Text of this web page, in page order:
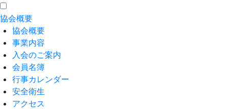
協会概要
協会概要
事業内容
入会のご案内
会員名簿
行事カレンダー
安全衛生
アクセス